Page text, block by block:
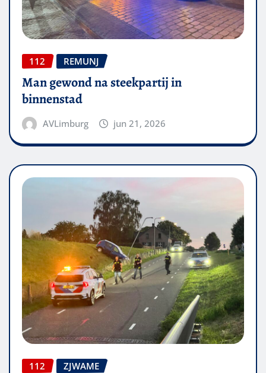
112 REMUNJ
Man gewond na steekpartij in
binnenstad
AVLimburg jun 21, 2026
112 ZJWAME